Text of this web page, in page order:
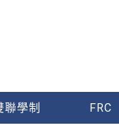
聯學制 FRC